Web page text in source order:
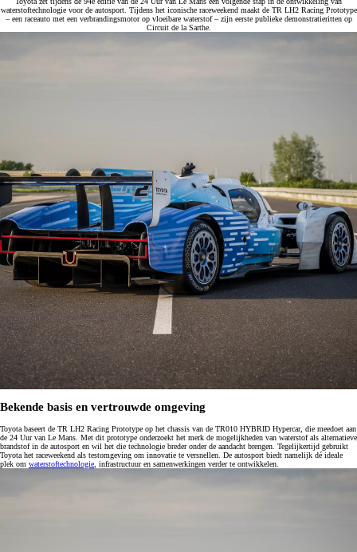
waterstoftechnologie voor de autosport. Tijdens het iconische raceweekend maakt de TR LH2 Racing Prototype
– een raceauto met een verbrandingsmotor op vloeibare waterstof – zijn eerste publieke demonstratieritten op
Circuit de la Sarthe.
Bekende basis en vertrouwde omgeving
Toyota baseert de TR LH2 Racing Prototype op het chassis van de TR010 HYBRID Hypercar, die meedoet aan
de 24 Uur van Le Mans. Met dit prototype onderzoekt het merk de mogelijkheden van waterstof als alternatieve
brandstof in de autosport en wil het die technologie breder onder de aandacht brengen. Tegelijkertijd gebruikt
Toyota het raceweekend als testomgeving om innovatie te versnellen. De autosport biedt namelijk dé ideale
plek om waterstoftechnologie , infrastructuur en samenwerkingen verder te ontwikkelen.